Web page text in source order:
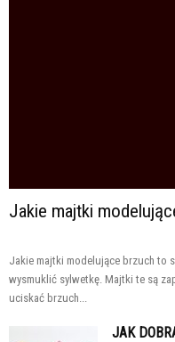
Jakie majtki
Jakie majtki modelujące brzuch to
wysmuklić sylwetkę. Majtki te są
uciskać brzuch...
JAK